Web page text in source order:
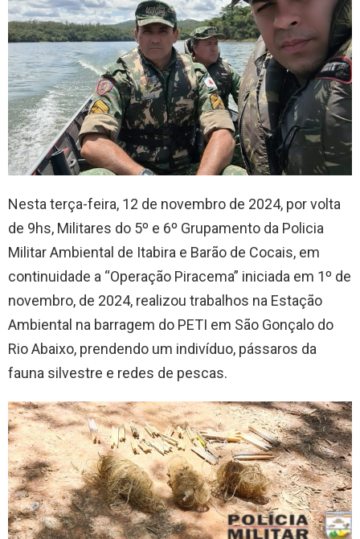
Nesta terça-feira, 12 de novembro de 2024, por volta
de 9hs, Militares do 5º e 6º Grupamento da Policia
Militar Ambiental de Itabira e Barão de Cocais, em
continuidade a “Operação Piracema” iniciada em 1º de
novembro, de 2024, realizou trabalhos na Estação
Ambiental na barragem do PETI em São Gonçalo do
Rio Abaixo, prendendo um indivíduo, pássaros da
fauna silvestre e redes de pescas.